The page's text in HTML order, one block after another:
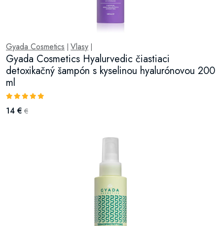
Gyada Cosmetics Vlasy
Gyada Cosmetics Hyalurvedic čiastiaci
detoxikačný šampón s kyselinou hyalurónovou 200
ml
14 € €